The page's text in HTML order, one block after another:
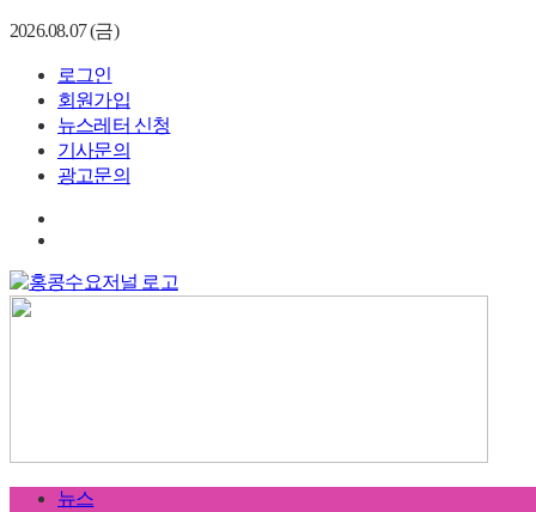
2026.08.07 (금)
로그인
회원가입
뉴스레터 신청
기사문의
광고문의
뉴스